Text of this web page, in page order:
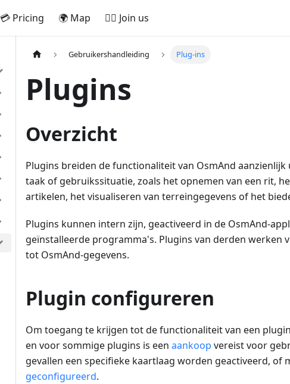
💳 Pricing 🌍 Map 🚵‍♂️ Join us
Gebruikershandleiding Plug-ins
Plugins
Overzicht
Plugins breiden de functionaliteit van OsmAnd
taak of gebruikssituatie, zoals het opnemen van een rit,
artikelen, het visualiseren van terreingegevens of het
Plugins kunnen intern zijn, geactiveerd in de OsmAnd-
geïnstalleerde programma's. Plugins van derden werken
tot OsmAnd-gegevens.
Plugin configureren
Om toegang te krijgen tot de functionaliteit van een
en voor sommige plugins is een aankoop vereist voor
gevallen een specifieke kaartlaag worden geactiveerd,
geconfigureerd.